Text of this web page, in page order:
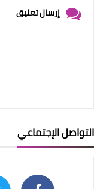
إرسال تعليق
التواصل الإجتماعي